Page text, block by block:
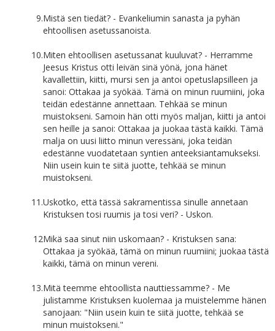
9.Mistä sen tiedät? - Evankeliumin sanasta ja pyhän
ehtoollisen asetussanoista.
10.Miten ehtoollisen asetussanat kuuluvat? - Herramme
Jeesus Kristus otti leivän sinä yönä, jona hänet
kavallettiin, kiitti, mursi sen ja antoi opetuslapsilleen ja
sanoi: Ottakaa ja syökää. Tämä on minun ruumiini, joka
teidän edestänne annettaan. Tehkää se minun
muistokseni. Samoin hän otti myös maljan, kiitti ja antoi
sen heille ja sanoi: Ottakaa ja juokaa tästä kaikki. Tämä
malja on uusi liitto minun veressäni, joka teidän
edestänne vuodatetaan syntien anteeksiantamukseksi.
Niin usein kuin te siitä juotte, tehkää se minun
muistokseni.
11.Uskotko, että tässä sakramentissa sinulle annetaan
Kristuksen tosi ruumis ja tosi veri? - Uskon.
12Mikä saa sinut niin uskomaan? - Kristuksen sana:
Ottakaa ja syökää, tämä on minun ruumiini; juokaa tästä
kaikki, tämä on minun vereni.
13.Mitä teemme ehtoollista nauttiessamme? - Me
julistamme Kristuksen kuolemaa ja muistelemme hänen
sanojaan: "Niin usein kuin te siitä juotte, tehkää se
minun muistokseni."